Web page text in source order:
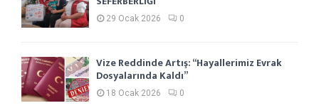
29 Ocak 2026 0
Vize Reddinde Artış: “Hayallerimiz Evrak
Dosyalarında Kaldı”
18 Ocak 2026 0